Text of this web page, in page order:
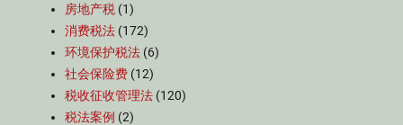
房地产税 (1)
消费税法 (172)
环境保护税法 (6)
社会保险费 (12)
税收征收管理法 (120)
税法案例 (2)